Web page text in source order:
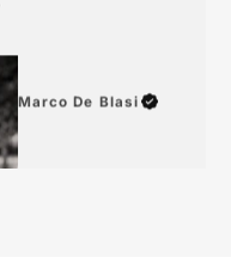
Marco De Blasi